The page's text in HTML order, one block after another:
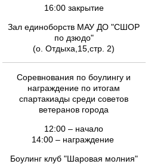
16:00 закрытие
Зал единоборств МАУ ДО "СШОР
по дзюдо"
(о. Отдыха,15,стр. 2)
Соревнования по боулингу и
награждение по итогам
спартакиады среди советов
ветеранов города
12:00 – начало
14:00 – награждение
Боулинг клуб "Шаровая молния"